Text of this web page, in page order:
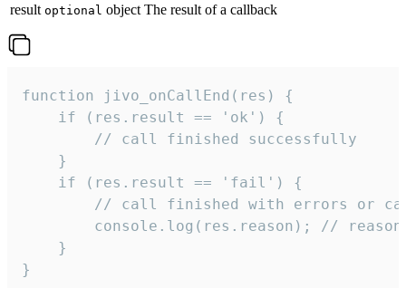
result optional object The result of a callback
function jivo_onCallEnd(res) {
    if (res.result == 'ok') {
        // call finished successfully
    }
    if (res.result == 'fail') {
// call finished with errors or
console.log(res.reason); //
    }
}